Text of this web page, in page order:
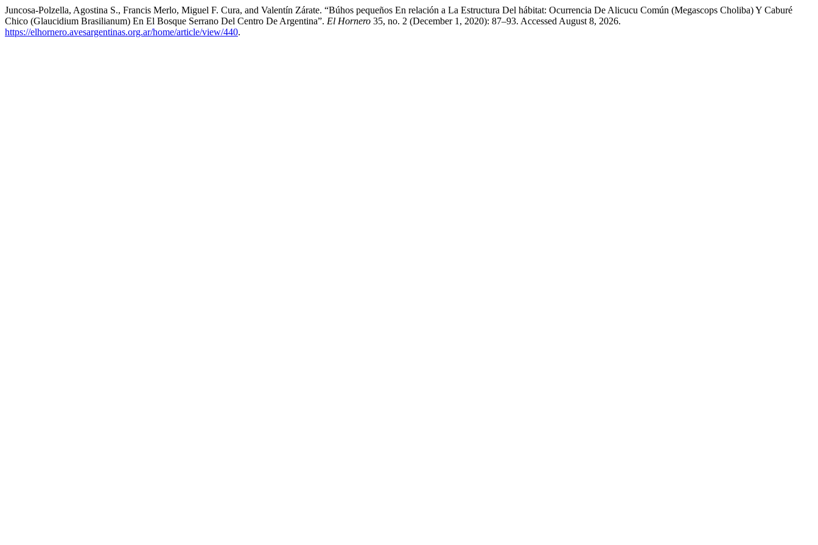
Juncosa-Polzella, Agostina S., Francis Merlo, Miguel F. Cura, and Valentín Zárate. “Búhos pequeños En relación a La Estructura Del hábitat: Ocurrencia De Alicucu Común (Megascops Choliba) Y Caburé
Chico (Glaucidium Brasilianum) En El Bosque Serrano Del Centro De Argentina”. El Hornero 35, no. 2 (December 1, 2020): 87–93. Accessed August 8, 2026.
https://elhornero.avesargentinas.org.ar/home/article/view/440.